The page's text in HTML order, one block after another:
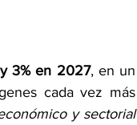
3% en 2027, en un
cada vez más
y sectorial